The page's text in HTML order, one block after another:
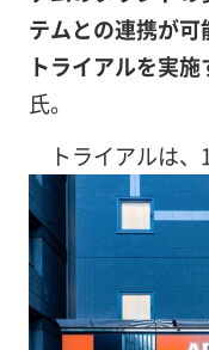
テムとの連携が
トライアルを実
氏。
トライアルは